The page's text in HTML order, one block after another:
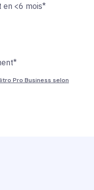
en <6 mois*
Pro Business selon